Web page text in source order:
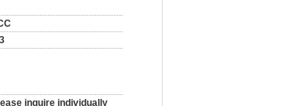
inquire individually